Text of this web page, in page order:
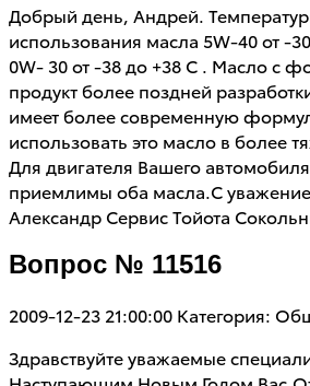
Добрый день, Андрей.
использования масла 5W-40 от -
0W- 30 от -38 до +38 С . Масло с
продукт более поздней
имеет более современную
использовать это масло в более
Для двигателя Вашего
приемлимы оба масла.С
Александр Сервис Тойота
Вопрос № 11516
2009-12-23 21:00:00 Категория:
Здравствуйте уважаемые